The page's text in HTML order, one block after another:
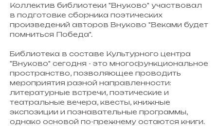
Коллектив библиотеки "Внуково" участвовал
в подготовке сборника поэтических
произведений авторов Внуково "Веками будет
помниться Победа".
Библиотека в составе Культурного центра
"Внуково" сегодня - это многофункциональное
пространство, позволяющее проводить
мероприятия разной направленности:
литературные встречи, поэтические и
театральные вечера, квесты, книжные
экспозиции и познавательные программы,
однако основой по-прежнему остаются книги.